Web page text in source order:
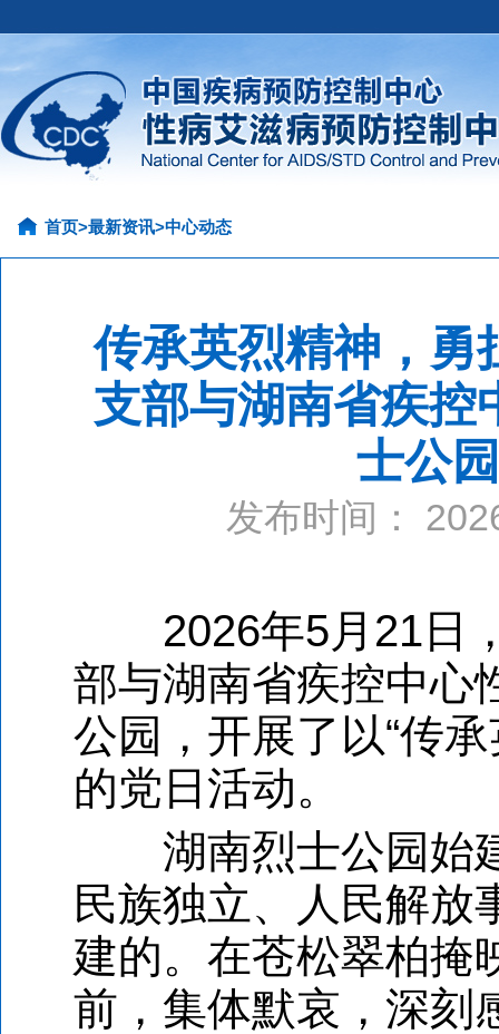
首页>最新资讯>中心动态
传承英烈精神，
支部与湖南省疾控
士公
发布时间：
2026年5月21日，
部与湖南省疾控中心
公园，开展了以“传
的党日活动。
湖南烈士公园始建
民族独立、人民解放
建的。在苍松翠柏掩
前，集体默哀，深刻